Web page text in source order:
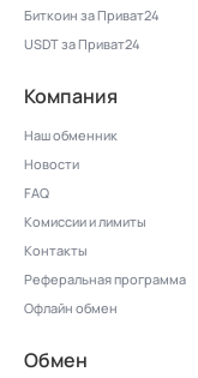
Биткоин за Приват24
USDT за Приват24
Компания
Наш обменник
Новости
FAQ
Комиссии и лимиты
Контакты
Реферальная программа
Офлайн обмен
Обмен